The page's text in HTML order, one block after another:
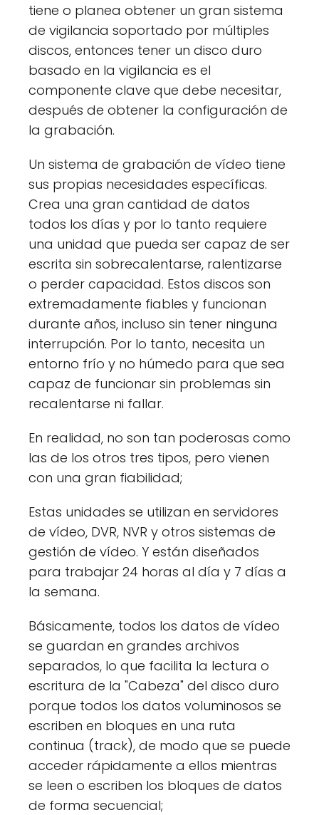
tiene o planea obtener un gran sistema
de vigilancia soportado por múltiples
discos, entonces tener un disco duro
basado en la vigilancia es el
componente clave que debe necesitar,
después de obtener la configuración de
la grabación.
Un sistema de grabación de vídeo tiene
sus propias necesidades específicas.
Crea una gran cantidad de datos
todos los días y por lo tanto requiere
una unidad que pueda ser capaz de ser
escrita sin sobrecalentarse, ralentizarse
o perder capacidad. Estos discos son
extremadamente fiables y funcionan
durante años, incluso sin tener ninguna
interrupción. Por lo tanto, necesita un
entorno frío y no húmedo para que sea
capaz de funcionar sin problemas sin
recalentarse ni fallar.
En realidad, no son tan poderosas como
las de los otros tres tipos, pero vienen
con una gran fiabilidad;
Estas unidades se utilizan en servidores
de vídeo, DVR, NVR y otros sistemas de
gestión de vídeo. Y están diseñados
para trabajar 24 horas al día y 7 días a
la semana.
Básicamente, todos los datos de vídeo
se guardan en grandes archivos
separados, lo que facilita la lectura o
escritura de la "Cabeza" del disco duro
porque todos los datos voluminosos se
escriben en bloques en una ruta
continua (track), de modo que se puede
acceder rápidamente a ellos mientras
se leen o escriben los bloques de datos
de forma secuencial;